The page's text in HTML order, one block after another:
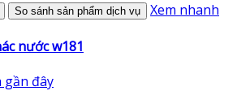
So sánh sản phẩm dịch vụ Xem nhanh
nước w181
gần đây